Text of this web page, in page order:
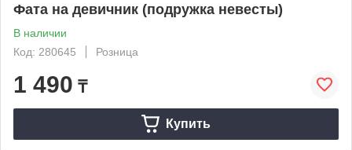
Фата на девичник (подружка невесты)
В наличии
Код: 280645
Розница
1 490 ₸
Купить